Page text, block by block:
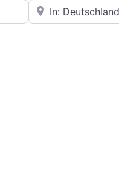
In der Nähe